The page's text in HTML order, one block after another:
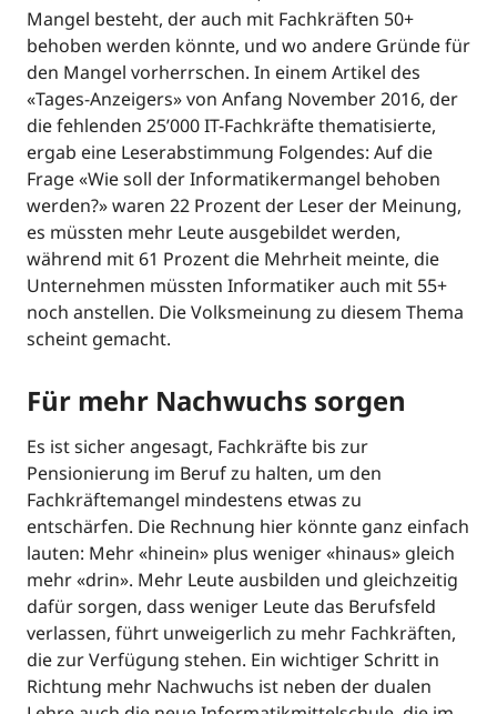
Mangel besteht, der auch mit Fachkräften 50+
behoben werden könnte, und wo andere Gründe für
den Mangel vorherrschen. In einem Artikel des
«Tages-Anzeigers» von Anfang November 2016, der
die fehlenden 25’000 IT-Fachkräfte thematisierte,
ergab eine Leserabstimmung Folgendes: Auf die
Frage «Wie soll der Informatikermangel behoben
werden?» waren 22 Prozent der Leser der Meinung,
es müssten mehr Leute ausgebildet werden,
während mit 61 Prozent die Mehrheit meinte, die
Unternehmen müssten Informatiker auch mit 55+
noch anstellen. Die Volksmeinung zu diesem Thema
scheint gemacht.
Für mehr Nachwuchs sorgen
Es ist sicher angesagt, Fachkräfte bis zur
Pensionierung im Beruf zu halten, um den
Fachkräftemangel mindestens etwas zu
entschärfen. Die Rechnung hier könnte ganz einfach
lauten: Mehr «hinein» plus weniger «hinaus» gleich
mehr «drin». Mehr Leute ausbilden und gleichzeitig
dafür sorgen, dass weniger Leute das Berufsfeld
verlassen, führt unweigerlich zu mehr Fachkräften,
die zur Verfügung stehen. Ein wichtiger Schritt in
Richtung mehr Nachwuchs ist neben der dualen